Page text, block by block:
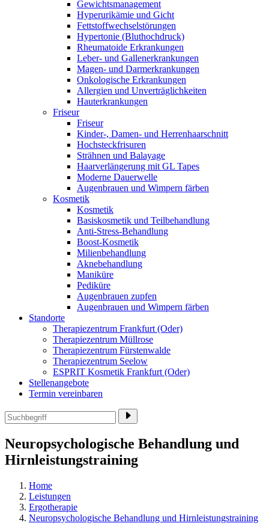
Gewichtsmanagement
Hyperurikämie und Gicht
Fettstoffwechselstörungen
Hypertonie (Bluthochdruck)
Rheumatoide Erkrankungen
Leber- und Gallenerkrankungen
Magen- und Darmerkrankungen
Onkologische Erkrankungen
Allergien und Unverträglichkeiten
Hauterkrankungen
Friseur
Friseur
Kinder-, Damen- und Herrenhaarschnitt
Hochsteckfrisuren
Strähnen und Balayage
Haarverlängerung mit GL Tapes
Moderne Dauerwelle
Augenbrauen und Wimpern färben
Kosmetik
Kosmetik
Basiskosmetik und Teilbehandlung
Anti-Stress-Behandlung
Boost-Kosmetik
Milienbehandlung
Aknebehandlung
Maniküre
Pediküre
Augenbrauen zupfen
Augenbrauen und Wimpern färben
Standorte
Therapiezentrum Frankfurt (Oder)
Therapiezentrum Müllrose
Therapiezentrum Fürstenwalde
Therapiezentrum Seelow
ESPRIT Kosmetik Frankfurt (Oder)
Stellenangebote
Termin vereinbaren
Neuropsychologische Behandlung und
Hirnleistungstraining
Home
Leistungen
Ergotherapie
Neuropsychologische Behandlung und Hirnleistungstraining